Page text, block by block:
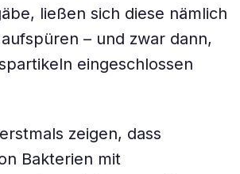
ließen sich diese nämlich
– und zwar dann,
eingeschlossen
zeigen, dass
Bakterien mit